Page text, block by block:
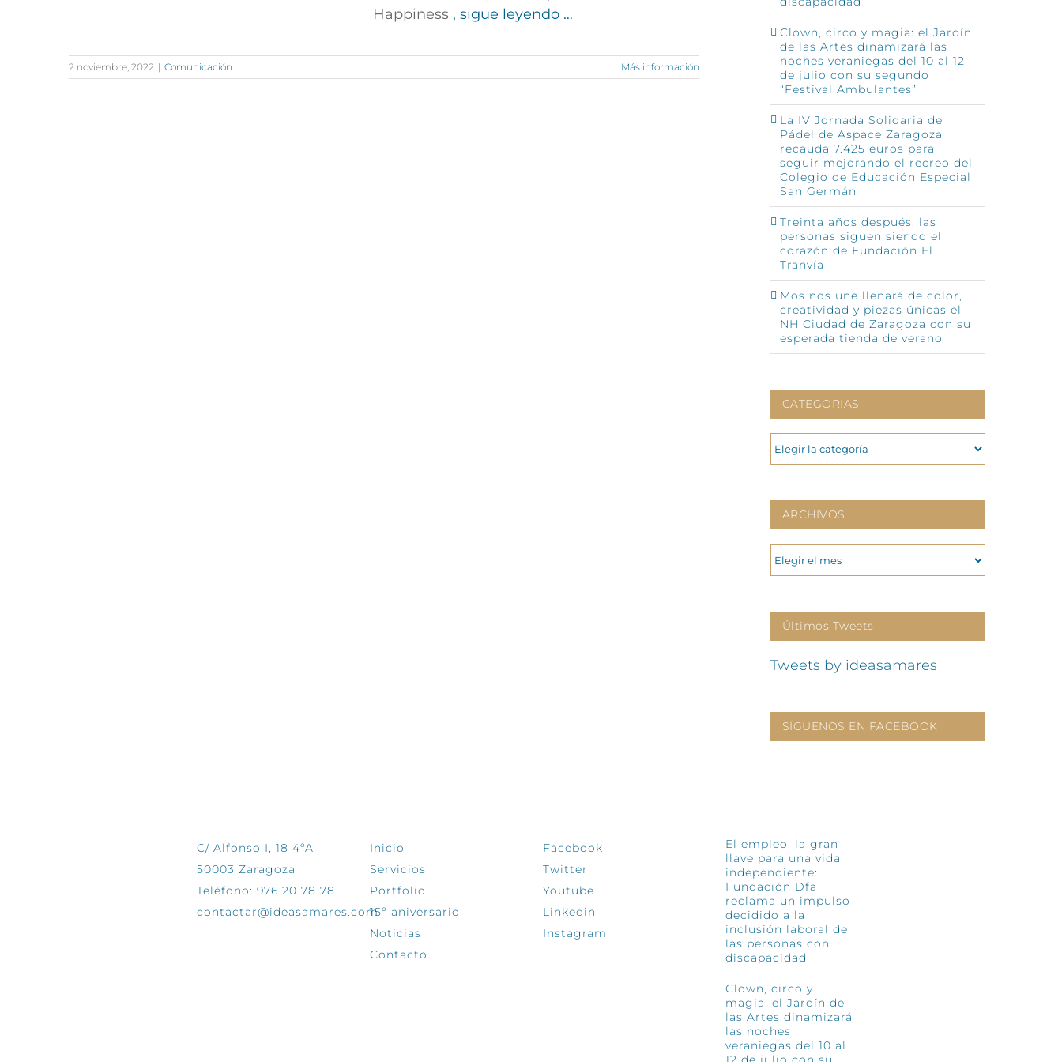
Happiness , sigue leyendo …
2 noviembre, 2022 | Comunicación Más información
Clown, circo y magia: el Jardín
de las Artes dinamizará las
noches veraniegas del 10 al 12
de julio con su segundo
“Festival Ambulantes”
La IV Jornada Solidaria de
Pádel de Aspace Zaragoza
recauda 7.425 euros para
seguir mejorando el recreo del
Colegio de Educación Especial
San Germán
Treinta años después, las
personas siguen siendo el
corazón de Fundación El
Tranvía
Mos nos une llenará de color,
creatividad y piezas únicas el
NH Ciudad de Zaragoza con su
esperada tienda de verano
CATEGORIAS
CATEGORIAS
ARCHIVOS
ARCHIVOS
Últimos Tweets
Tweets by ideasamares
SÍGUENOS EN FACEBOOK
C/ Alfonso I, 18 4ºA
50003 Zaragoza
Teléfono: 976 20 78 78
contactar@ideasamares.com
Inicio
Servicios
Portfolio
15º aniversario
Noticias
Contacto
Facebook
Twitter
Youtube
Linkedin
Instagram
El empleo, la gran
llave para una vida
independiente:
Fundación Dfa
reclama un impulso
decidido a la
inclusión laboral de
las personas con
discapacidad
Clown, circo y
magia: el Jardín de
las Artes dinamizará
las noches
veraniegas del 10 al